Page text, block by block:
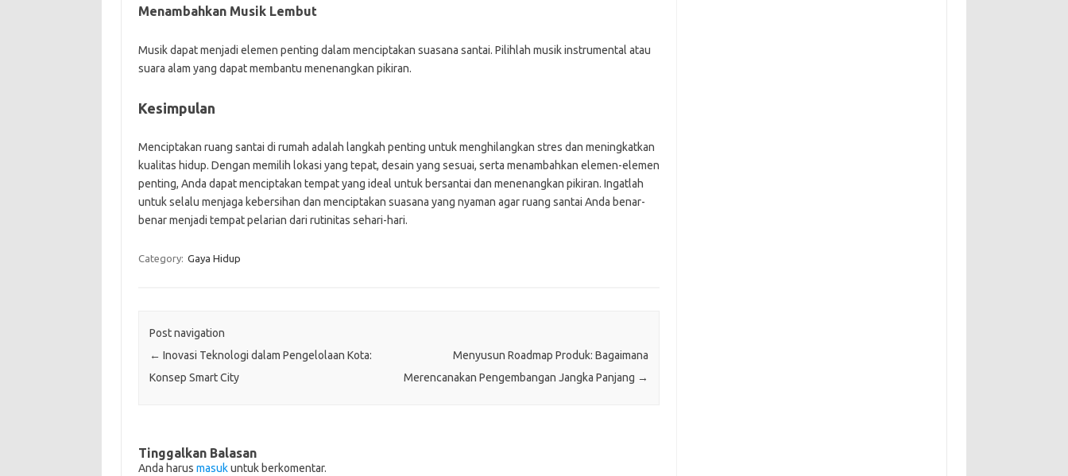
Menambahkan Musik Lembut
Musik dapat menjadi elemen penting dalam menciptakan suasana santai. Pilihlah musik instrumental atau
suara alam yang dapat membantu menenangkan pikiran.
Kesimpulan
Menciptakan ruang santai di rumah adalah langkah penting untuk menghilangkan stres dan meningkatkan
kualitas hidup. Dengan memilih lokasi yang tepat, desain yang sesuai, serta menambahkan elemen-elemen
penting, Anda dapat menciptakan tempat yang ideal untuk bersantai dan menenangkan pikiran. Ingatlah
untuk selalu menjaga kebersihan dan menciptakan suasana yang nyaman agar ruang santai Anda benar-
benar menjadi tempat pelarian dari rutinitas sehari-hari.
Category: Gaya Hidup
Post navigation
← Inovasi Teknologi dalam Pengelolaan Kota:
Konsep Smart City
Menyusun Roadmap Produk: Bagaimana
Merencanakan Pengembangan Jangka Panjang →
Tinggalkan Balasan
Anda harus masukuntuk berkomentar.